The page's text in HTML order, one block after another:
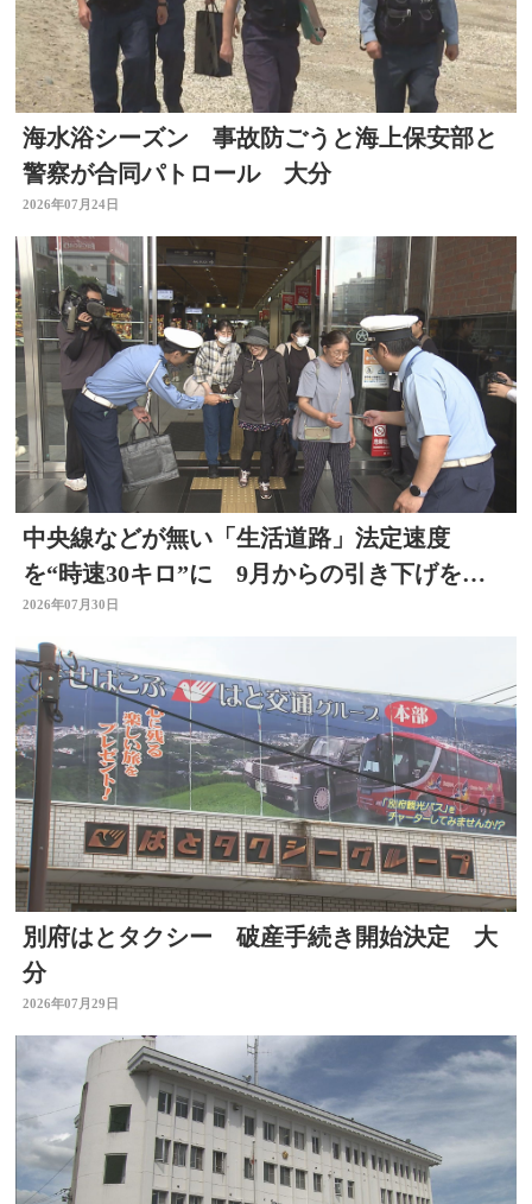
海水浴シーズン 事故防ごうと海上保安部と
警察が合同パトロール 大分
2026年07月24日
中央線などが無い「生活道路」法定速度
を“時速30キロ”に 9月からの引き下げを前
に警察官が街頭啓発
2026年07月30日
別府はとタクシー 破産手続き開始決定 大
分
2026年07月29日